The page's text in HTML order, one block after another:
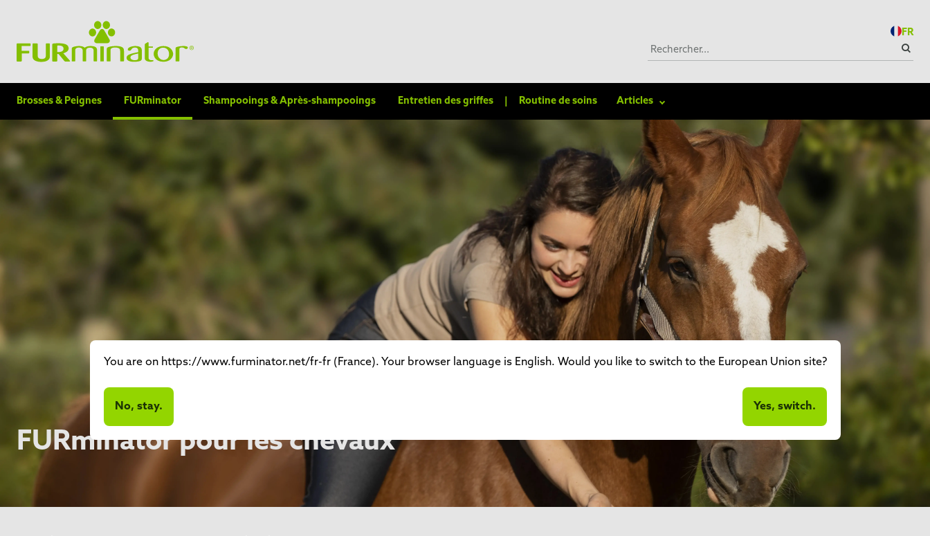
FR
Brosses & Peignes FURminator Shampooings & Après-shampooings Entretien des griffes Routine de soins Articles
FURminator pour les chevaux
You are on https://www.furminator.net/fr-fr (France). Your browser language is English. Would you like to switch to the European Union site?
No, stay. Yes, switch.